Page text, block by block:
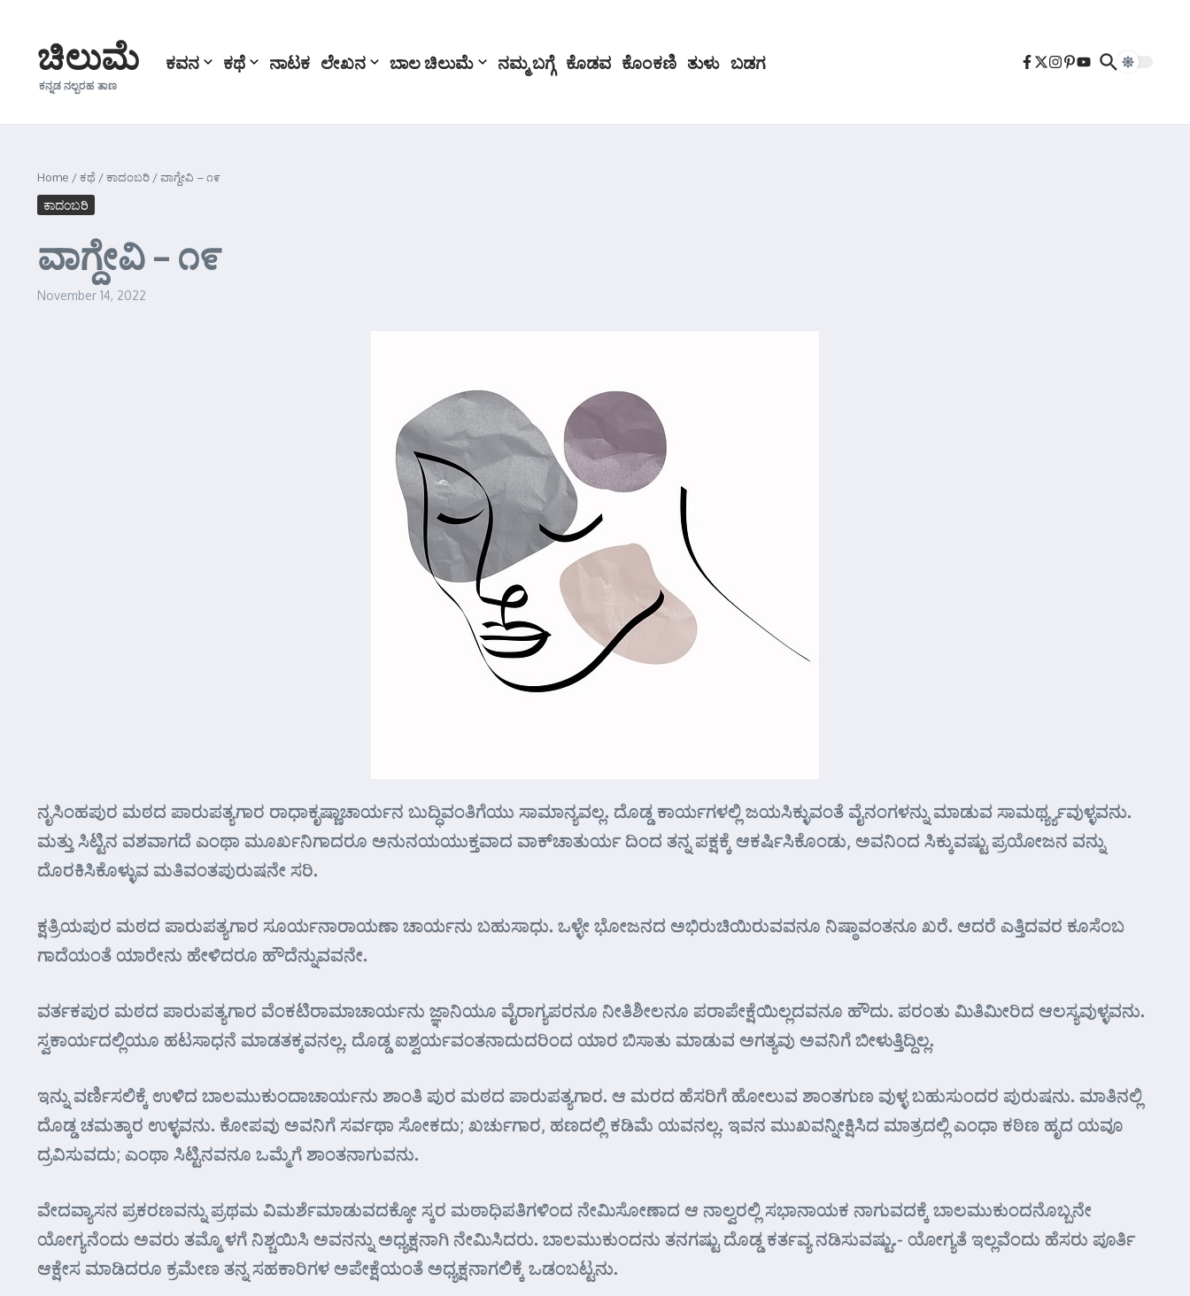
ಚಿಲುಮೆ
ಕನ್ನಡ ನಲ್ಬರಹ ತಾಣ
ಕವನ ಕಥೆ ನಾಟಕ ಲೇಖನ ಬಾಲ ಚಿಲುಮೆ ನಮ್ಮ ಬಗ್ಗೆ ಕೊಡವ ಕೊಂಕಣಿ ತುಳು ಬಡಗ
Home /ಕಥೆ /ಕಾದಂಬರಿ /ವಾಗ್ದೇವಿ – ೧೯
ಕಾದಂಬರಿ
ವಾಗ್ದೇವಿ – ೧೯
November 14, 2022
ನೃಸಿಂಹಪುರ ಮಠದ ಪಾರುಪತ್ಯಗಾರ ರಾಧಾಕೃಷ್ಣಾಚಾರ್ಯನ ಬುದ್ಧಿವಂತಿಗೆಯು ಸಾಮಾನ್ಯವಲ್ಲ. ದೊಡ್ಡ ಕಾರ್ಯಗಳಲ್ಲಿ ಜಯಸಿಕ್ಳುವಂತೆ ವೈನಂಗಳನ್ನು ಮಾಡುವ ಸಾಮರ್ಥ್ಯ್ಯವುಳ್ಳವನು.
ಮತ್ತು ಸಿಟ್ಟಿನ ವಶವಾಗದೆ ಎಂಥಾ ಮೂರ್ಖನಿಗಾದರೂ ಅನುನಯಯುಕ್ತವಾದ ವಾಕ್‌ಚಾತುರ್ಯ ದಿಂದ ತನ್ನ ಪಕ್ಷಕ್ಕೆ ಆಕರ್ಷಿಸಿಕೊಂಡು, ಅವನಿಂದ ಸಿಕ್ಕುವಷ್ಟು ಪ್ರಯೋಜನ ವನ್ನು
ದೊರಕಿಸಿಕೊಳ್ಳುವ ಮತಿವಂತಪುರುಷನೇ ಸರಿ.
ಕ್ಷತ್ರಿಯಪುರ ಮಠದ ಪಾರುಪತ್ಯಗಾರ ಸೂರ್ಯನಾರಾಯಣಾ ಚಾರ್ಯನು ಬಹುಸಾಧು. ಒಳ್ಳೇ ಭೋಜನದ ಅಭಿರುಚಿಯಿರುವವನೂ ನಿಷ್ಠಾವಂತನೂ ಖರೆ. ಆದರೆ ಎತ್ತಿದವರ ಕೂಸೆಂಬ
ಗಾದೆಯಂತೆ ಯಾರೇನು ಹೇಳಿದರೂ ಹೌದೆನ್ನುವವನೇ.
ವರ್ತಕಪುರ ಮಠದ ಪಾರುಪತ್ಯಗಾರ ವೆಂಕಟಿರಾಮಾಚಾರ್ಯನು ಜ್ಞಾನಿಯೂ ವೈರಾಗ್ಯಪರನೂ ನೀತಿಶೀಲನೂ ಪರಾಪೇಕ್ಷೆಯಿಲ್ಲದವನೂ ಹೌದು. ಪರಂತು ಮಿತಿಮೀರಿದ ಆಲಸ್ಯವುಳ್ಳವನು.
ಸ್ವಕಾರ್ಯದಲ್ಲಿಯೂ ಹಟಸಾಧನೆ ಮಾಡತಕ್ಕವನಲ್ಲ. ದೊಡ್ಡ ಐಶ್ವರ್ಯವಂತನಾದುದರಿಂದ ಯಾರ ಬಿಸಾತು ಮಾಡುವ ಅಗತ್ಯವು ಅವನಿಗೆ ಬೀಳುತ್ತಿದ್ದಿಲ್ಲ.
ಇನ್ನು ವರ್ಣಿಸಲಿಕ್ಕೆ ಉಳಿದ ಬಾಲಮುಕುಂದಾಚಾರ್ಯನು ಶಾಂತಿ ಪುರ ಮಠದ ಪಾರುಪತ್ಯಗಾರ. ಆ ಮರದ ಹೆಸರಿಗೆ ಹೋಲುವ ಶಾಂತಗುಣ ವುಳ್ಳ ಬಹುಸುಂದರ ಪುರುಷನು. ಮಾತಿನಲ್ಲಿ
ದೊಡ್ಡ ಚಮತ್ಕಾರ ಉಳ್ಳವನು. ಕೋಪವು ಅವನಿಗೆ ಸರ್ವಥಾ ಸೋಕದು; ಖರ್ಚುಗಾರ, ಹಣದಲ್ಲಿ ಕಡಿಮೆ ಯವನಲ್ಲ. ಇವನ ಮುಖವನ್ನೀಕ್ಷಿಸಿದ ಮಾತ್ರದಲ್ಲಿ ಎಂಧಾ ಕಠಿಣ ಹೃದ ಯವೂ
ದ್ರವಿಸುವದು; ಎಂಥಾ ಸಿಟ್ಟಿನವನೂ ಒಮ್ಮೆಗೆ ಶಾಂತನಾಗುವನು.
ವೇದವ್ಯಾಸನ ಪ್ರಕರಣವನ್ನು ಪ್ರಥಮ ವಿಮರ್ಶೆಮಾಡುವದಕ್ಕೋ ಸ್ಕರ ಮಠಾಧಿಪತಿಗಳಿಂದ ನೇಮಿಸೋಣಾದ ಆ ನಾಲ್ವರಲ್ಲಿ ಸಭಾನಾಯಕ ನಾಗುವದಕ್ಕೆ ಬಾಲಮುಕುಂದನೊಬ್ಬನೇ
ಯೋಗ್ಯನೆಂದು ಅವರು ತಮ್ಮೊ ಳಗೆ ನಿಶ್ಚಯಿಸಿ ಅವನನ್ನು ಅಧ್ಯಕ್ಷನಾಗಿ ನೇಮಿಸಿದರು. ಬಾಲಮುಕುಂದನು ತನಗಷ್ಟು ದೊಡ್ಡ ಕರ್ತವ್ಯ ನಡಿಸುವಷ್ಟು.- ಯೋಗ್ಯತೆ ಇಲ್ಲವೆಂದು ಹೆಸರು ಪೂರ್ತಿ
ಆಕ್ಷೇಸ ಮಾಡಿದರೂ ಕ್ರಮೇಣ ತನ್ನ ಸಹಕಾರಿಗಳ ಅಪೇಕ್ಷೆಯಂತೆ ಅಧ್ಯಕ್ಷನಾಗಲಿಕ್ಕೆ ಒಡಂಬಟ್ಟನು.